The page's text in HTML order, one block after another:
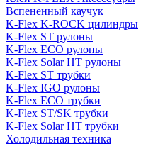
Вспененный каучук
K-Flex K-ROCK цилиндры
K-Flex ST рулоны
K-Flex ECO рулоны
K-Flex Solar HT рулоны
K-Flex ST трубки
K-Flex IGO рулоны
K-Flex ECO трубки
K-Flex ST/SK трубки
K-Flex Solar HT трубки
Холодильная техника